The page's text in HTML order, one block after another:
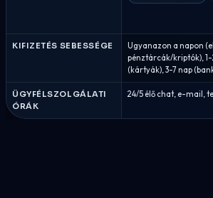
KIFIZETÉS SEBESSÉGE
Ugyanazon a napon
pénztárcák/kriptók), 1-
(kártyák), 3-7 nap
ÜGYFÉLSZOLGÁLATI
ÓRÁK
24/5 élő chat, e-mail,